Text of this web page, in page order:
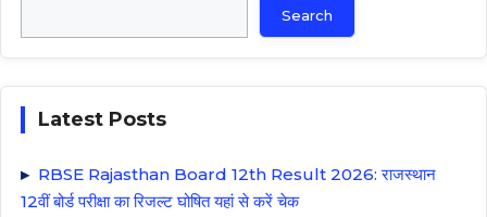
Search
Latest Posts
RBSE Rajasthan Board 12th Result 2026: राजस्थान
12वीं बोर्ड परीक्षा का रिजल्ट घोषित यहां से करें चेक